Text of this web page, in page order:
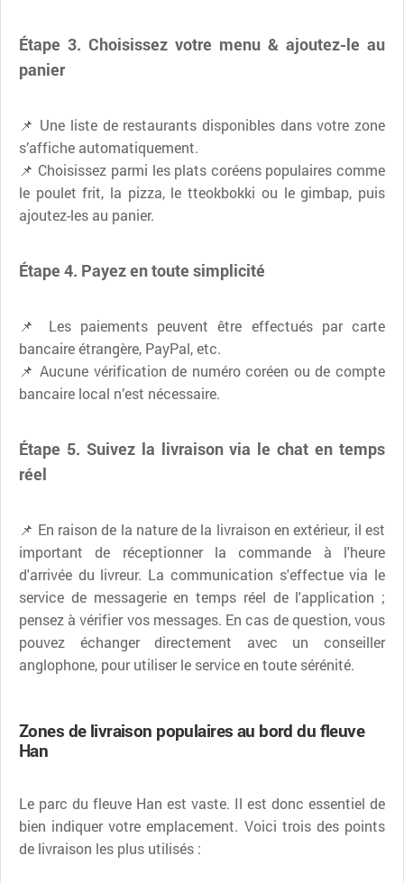
Étape 3. Choisissez votre menu & ajoutez-le au
panier
📌 Une liste de restaurants disponibles dans votre zone
s’affiche automatiquement.
📌 Choisissez parmi les plats coréens populaires comme
le poulet frit, la pizza, le tteokbokki ou le gimbap, puis
ajoutez-les au panier.
Étape 4. Payez en toute simplicité
📌 Les paiements peuvent être effectués par carte
bancaire étrangère, PayPal, etc.
📌 Aucune vérification de numéro coréen ou de compte
bancaire local n’est nécessaire.
Étape 5. Suivez la livraison via le chat en temps
réel
📌 En raison de la nature de la livraison en extérieur, il est
important de réceptionner la commande à l'heure
d'arrivée du livreur. La communication s'effectue via le
service de messagerie en temps réel de l'application ;
pensez à vérifier vos messages. En cas de question, vous
pouvez échanger directement avec un conseiller
anglophone, pour utiliser le service en toute sérénité.
Zones de livraison populaires au bord du fleuve
Han
Le parc du fleuve Han est vaste. Il est donc essentiel de
bien indiquer votre emplacement. Voici trois des points
de livraison les plus utilisés :